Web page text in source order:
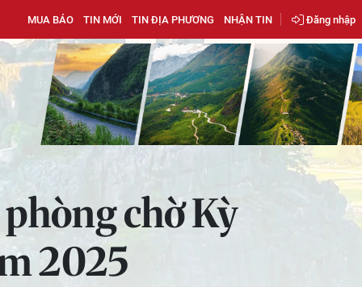
MUA BÁO TIN MỚI TIN ĐỊA PHƯƠNG NHẬN TIN Đăng nhập
chờ Kỳ
2025